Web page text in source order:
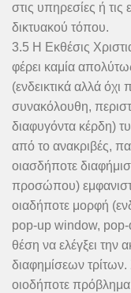
στις υπηρεσίες ή τις
δικτυακού τόπου.
3.5 Η Εκθέσις
φέρει καμία
(ενδεικτικά αλλά όχι
συνακόλουθη,
διαφυγόντα κέρδη)
από το ανακριβές,
οιασδήποτε
προσώπου)
οιαδήποτε μορφή
pop-up window, pop-
θέση να ελέγξει την
διαφημίσεων
οιοδήποτε πρόβλημα